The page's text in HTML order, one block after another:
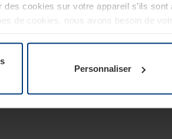
cookies sur votre appareil s’ils
de cookies, nous avons besoin de
Personnaliser